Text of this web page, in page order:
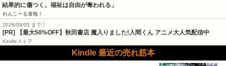
結果的に傷つく。福祉は自由が奪われる」
わんこーる速報！
2026/09/05 まで！
[PR] 【最大50%OFF】秋田書店 魔入りました!入間くん アニメ大人気配信中
Kindleストア
Kindle 最近の売れ筋本